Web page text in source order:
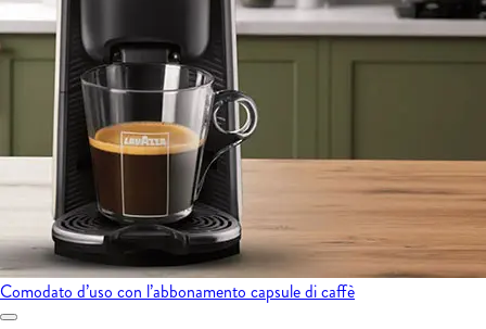
Comodato d’uso con l’abbonamento capsule di caffè